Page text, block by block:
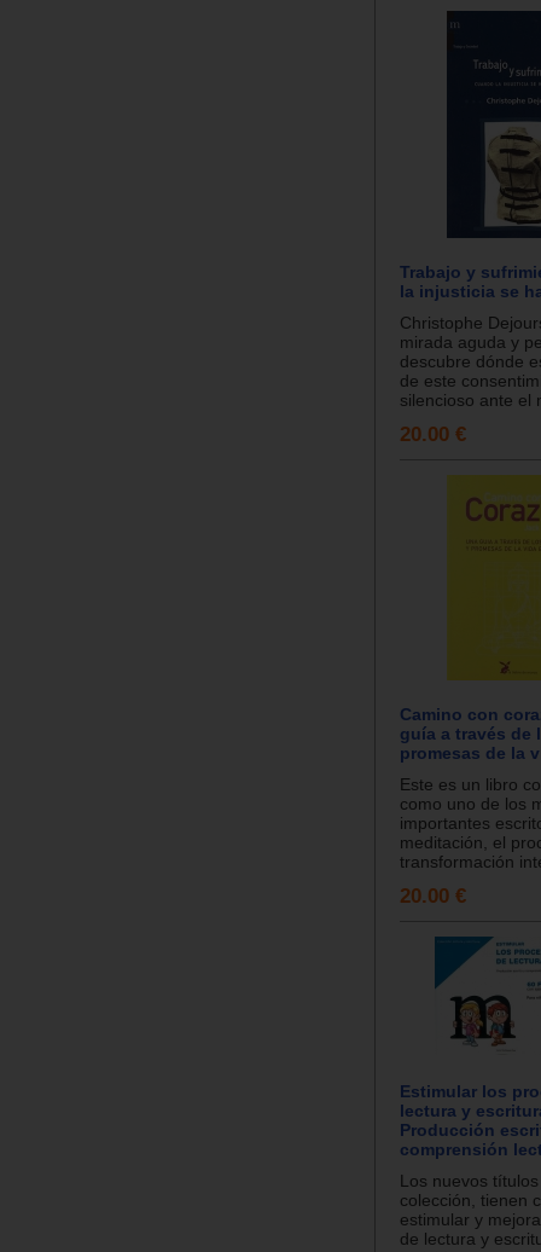
Trabajo y
la injusticia se
Christophe
mirada aguda y
descubre dónde
de este
silencioso ante el
20.00 €
Camino con
guía a través de
promesas de la
Este es un libro
como uno de los
importantes
meditación, el
transformación
20.00 €
Estimular los
lectura y
Producción
comprensión
Los nuevos
colección, tienen
estimular y
de lectura y